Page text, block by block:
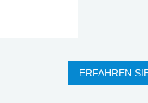
ERFAHREN